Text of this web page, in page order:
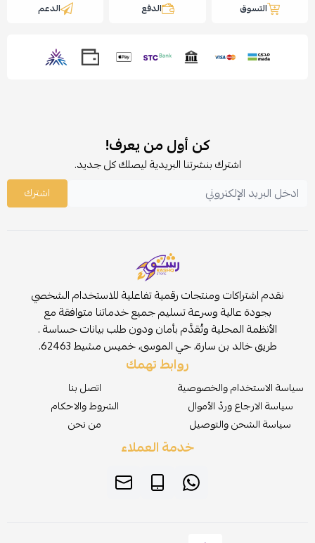
التسوق الدفع الدعم
كن أول من يعرف!
اشترك بنشرتنا البريدية ليصلك كل جديد.
اشترك
نقدم اشتراكات ومنتجات رقمية تفاعلية للاستخدام الشخصي
بجودة عالية وسرعة تسليم جميع خدماتنا متوافقة مع
الأنظمة المحلية وتُقدَّم بأمان ودون طلب بيانات حساسة .
طريق خالد بن سارة، حي الموسى، خميس مشيط 62463.
روابط تهمك
سياسة الاستخدام والخصوصية
سياسة الارجاع وردّ الأموال
سياسة الشحن والتوصيل
اتصل بنا
الشروط والاحكام
من نحن
خدمة العملاء